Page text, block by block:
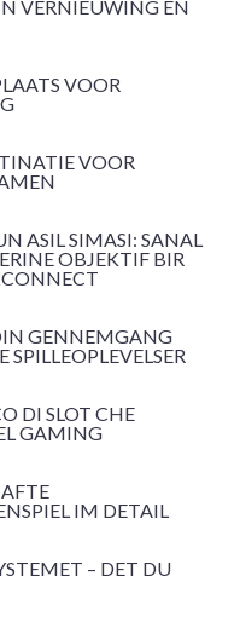
VERNIEUWING EN
VOOR
VOOR
ASIL SIMASI: SANAL
OBJEKTIF BIR
GENNEMGANG
DI SLOT CHE
GAMING
IM DETAIL
– DET DU